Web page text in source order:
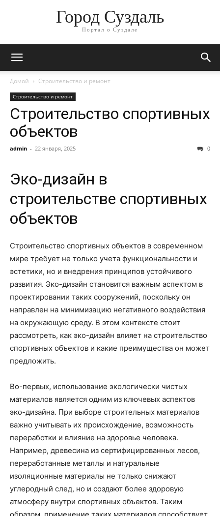
Город Суздаль
Портал о Суздале
Домой Строительство и ремонт
Строительство и ремонт
Строительство спортивных
объектов
admin - 22 января, 2025 0
Эко-дизайн в
строительстве спортивных
объектов
Строительство спортивных объектов в современном
мире требует не только учета функциональности и
эстетики, но и внедрения принципов устойчивого
развития. Эко-дизайн становится важным аспектом в
проектировании таких сооружений, поскольку он
направлен на минимизацию негативного воздействия
на окружающую среду. В этом контексте стоит
рассмотреть, как эко-дизайн влияет на строительство
спортивных объектов и какие преимущества он может
предложить.
Во-первых, использование экологически чистых
материалов является одним из ключевых аспектов
эко-дизайна. При выборе строительных материалов
важно учитывать их происхождение, возможность
переработки и влияние на здоровье человека.
Например, древесина из сертифицированных лесов,
переработанные металлы и натуральные
изоляционные материалы не только снижают
углеродный след, но и создают более здоровую
атмосферу внутри спортивных объектов. Таким